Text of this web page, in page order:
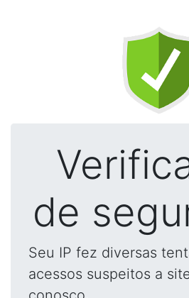
de
Seu IP fez diversas
acessos suspeitos a